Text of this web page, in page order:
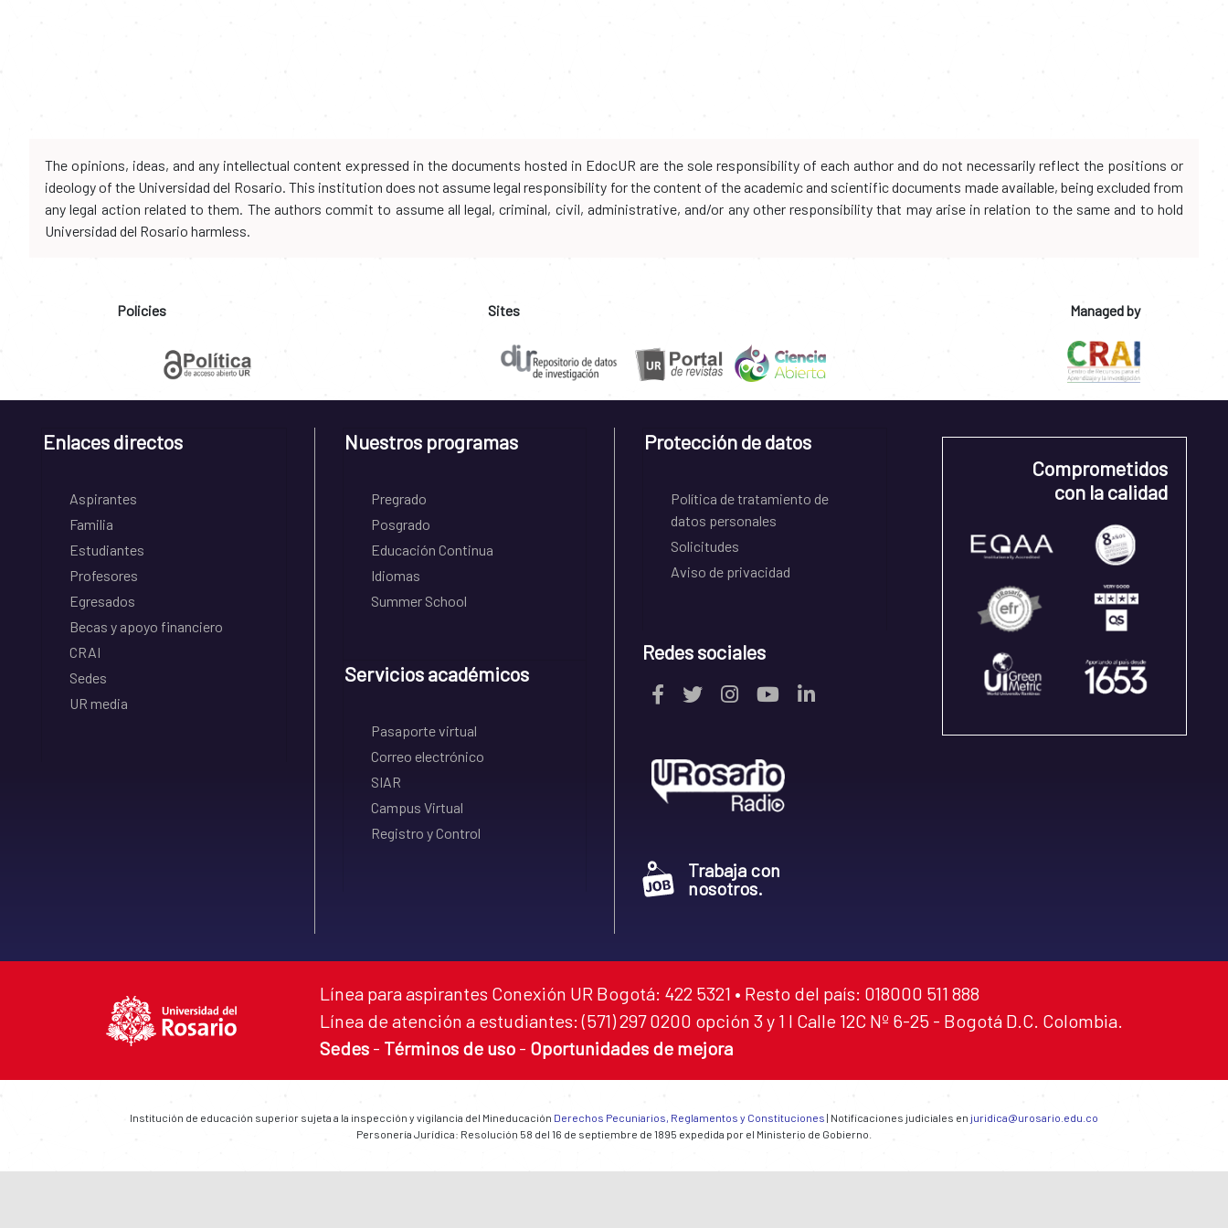
The opinions, ideas, and any intellectual content expressed in the documents hosted in EdocUR are the sole responsibility of each author and do not necessarily reflect the positions or
ideology of the Universidad del Rosario. This institution does not assume legal responsibility for the content of the academic and scientific documents made available, being excluded from
any legal action related to them. The authors commit to assume all legal, criminal, civil, administrative, and/or any other responsibility that may arise in relation to the same and to hold
Universidad del Rosario harmless.
Policies Sites Managed by
Enlaces directos
Aspirantes
Familia
Estudiantes
Profesores
Egresados
Becas y apoyo financiero
CRAI
Sedes
UR media
Nuestros programas
Pregrado
Posgrado
Educación Continua
Idiomas
Summer School
Servicios académicos
Pasaporte virtual
Correo electrónico
SIAR
Campus Virtual
Registro y Control
Protección de datos
Política de tratamiento de
datos personales
Solicitudes
Aviso de privacidad
Redes sociales
Trabaja con
nosotros.
Comprometidos
con la calidad
Línea para aspirantes Conexión UR Bogotá: 422 5321 • Resto del país: 018000 511 888
Línea de atención a estudiantes: (571) 297 0200 opción 3 y 1 I Calle 12C Nº 6-25 - Bogotá D.C. Colombia.
Sedes - Términos de uso - Oportunidades de mejora
Institución de educación superior sujeta a la inspección y vigilancia del Mineducación Derechos Pecuniarios, Reglamentos y Constituciones | Notificaciones judiciales en juridica@urosario.edu.co
Personería Jurídica: Resolución 58 del 16 de septiembre de 1895 expedida por el Ministerio de Gobierno.